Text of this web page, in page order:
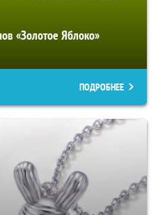
«Золотое Яблоко»
ПОДРОБНЕЕ